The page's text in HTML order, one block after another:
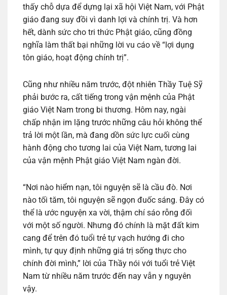
thấy chỗ dựa để dựng lại xã hội Việt Nam, với Phật
giáo đang suy đồi vì danh lợi và chính trị. Và hơn
hết, dành sức cho tri thức Phật giáo, cũng đồng
nghĩa làm thất bại những lời vu cáo về “lợi dụng
tôn giáo, hoạt động chính trị”.
Cũng như nhiều năm trước, đột nhiên Thầy Tuệ Sỹ
phải bước ra, cất tiếng trong vận mệnh của Phật
giáo Việt Nam trong bi thương. Hôm nay, ngài
chấp nhận im lặng trước những câu hỏi không thể
trả lời một lần, mà đang dồn sức lực cuối cùng
hành động cho tương lai của Việt Nam, tương lai
của vận mệnh Phật giáo Việt Nam ngàn đời.
“Nơi nào hiểm nạn, tôi nguyện sẽ là cầu đò. Nơi
nào tối tăm, tôi nguyện sẽ ngọn đuốc sáng. Đây có
thể là ước nguyện xa vời, thậm chí sáo rỗng đối
với một số người. Nhưng đó chính là mặt đất kim
cang để trên đó tuổi trẻ tự vạch hướng đi cho
mình, tự quy định những giá trị sống thực cho
chính đời mình,” lời của Thầy nói với tuổi trẻ Việt
Nam từ nhiều năm trước đến nay vẫn y nguyên
vậy.